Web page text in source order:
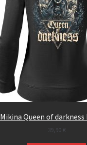
Mikina Queen of darkness
39,90 €